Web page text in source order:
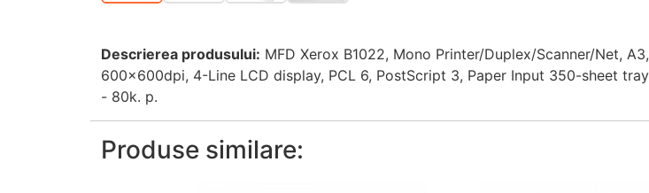
Descrierea produsului: MFD Xerox B1022, Mono Printer/Duplex/Scanner/Net,
600x600dpi, 4-Line LCD display, PCL 6, PostScript 3, Paper Input 350-sheet
- 80k. p.
Produse similare: